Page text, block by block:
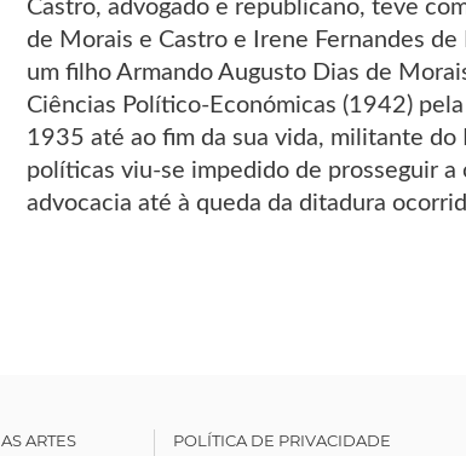
Castro, advogado e republicano, teve
de Morais e Castro e Irene Fernandes
um filho Armando Augusto Dias de
Ciências Político-Económicas (1942)
1935 até ao fim da sua vida, militante do
políticas viu-se impedido de prosseguir
advocacia até à queda da ditadura
AS ARTES POLÍTICA DE PRIVACIDADE